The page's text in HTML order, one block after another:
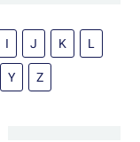
I J K L
Y Z